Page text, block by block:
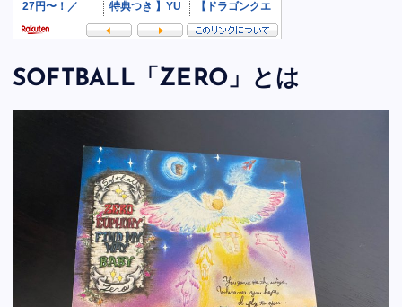
SOFTBALL「ZERO」とは